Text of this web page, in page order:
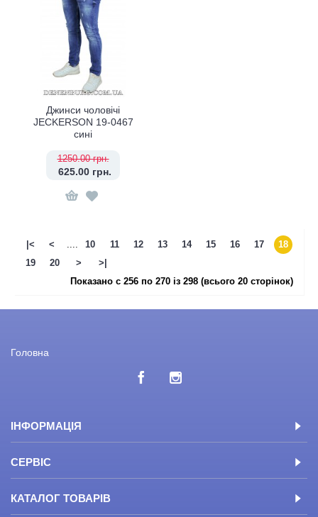
Джинси чоловічі
JECKERSON 19-0467
сині
1250.00 грн.
625.00 грн.
|< < .... 10 11 12 13 14 15 16 17
18
19
20 >
>|
Показано с 256 по 270 із 298 (всього 20 сторінок)
Головна
ІНФОРМАЦІЯ
СЕРВІС
КАТАЛОГ ТОВАРІВ